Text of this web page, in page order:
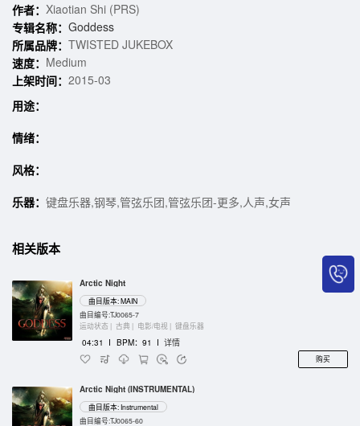
作者： Xiaotian Shi (PRS)
专辑名称： Goddess
所属品牌： TWISTED JUKEBOX
速度： Medium
上架时间： 2015-03
用途：
情绪：
风格：
乐器： 键盘乐器,钢琴,管弦乐团,管弦乐团-更多,人声,女声
相关版本
Arctic Night
曲目版本: MAIN
曲目编号:TJ0065-7
运动状态 | 古典 | 电影/电视 | 键盘乐器
04:31 I BPM：91 I 详情
购买
Arctic Night (INSTRUMENTAL)
曲目版本: Instrumental
曲目编号:TJ0065-60